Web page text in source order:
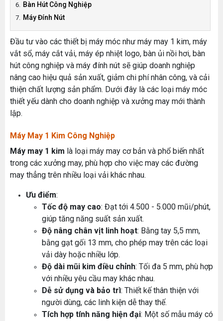
Bàn Hút Công Nghiệp
Máy Đính Nút
Đầu tư vào các thiết bị máy móc như máy may 1 kim, máy
vắt sổ, máy cắt vải, máy ép nhiệt logo, bàn ủi nồi hơi, bàn
hút công nghiệp và máy đính nút sẽ giúp doanh nghiệp
nâng cao hiệu quả sản xuất, giảm chi phí nhân công, và cải
thiện chất lượng sản phẩm. Dưới đây là các loại máy móc
thiết yếu dành cho doanh nghiệp và xưởng may mới thành
lập.
Máy May 1 Kim Công Nghiệp
Máy may 1 kim là loại máy may cơ bản và phổ biến nhất
trong các xưởng may, phù hợp cho việc may các đường
may thẳng trên nhiều loại vải khác nhau.
Ưu điểm:
Tốc độ may cao: Đạt tới 4.500 - 5.000 mũi/phút,
giúp tăng năng suất sản xuất.
Độ nâng chân vịt linh hoạt: Bằng tay 5,5 mm,
bằng gạt gối 13 mm, cho phép may trên các loại
vải dày hoặc nhiều lớp.
Độ dài mũi kim điều chỉnh: Tối đa 5 mm, phù hợp
với nhiều yêu cầu may khác nhau.
Dễ sử dụng và bảo trì: Thiết kế thân thiện với
người dùng, các linh kiện dễ thay thế.
Tích hợp tính năng hiện đại: Một số mẫu máy có